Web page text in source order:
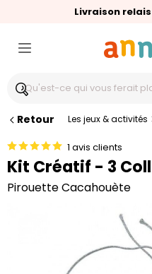
Livraison
🥇Palmarès
⭐⭐⭐⭐⭐4,6/5
Retour Les jeux & activités
1 avis clients
Kit Créatif - 3
Pirouette Cacahouète